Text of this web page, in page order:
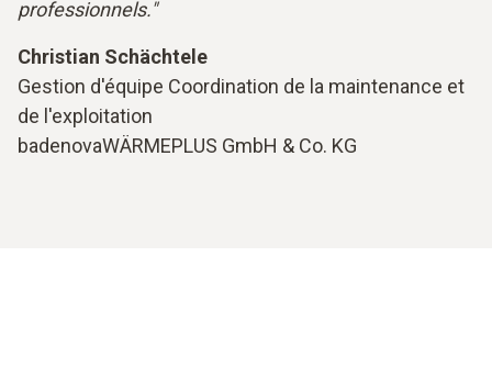
professionnels."
Christian Schächtele
Gestion d'équipe Coordination de la maintenance et
de l'exploitation
badenovaWÄRMEPLUS GmbH & Co. KG